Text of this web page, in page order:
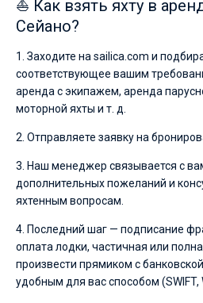
⛵ Как взять яхту в
Сейано?
1. Заходите на sailica.com и
соответствующее вашим
аренда с экипажем, аренда
моторной яхты и т. д.
2. Отправляете заявку на
3. Наш менеджер связывается с
дополнительных пожеланий и
яхтенным вопросам.
4. Последний шаг — подписание
оплата лодки, частичная или
произвести прямиком с
удобным для вас способом (SWIFT,